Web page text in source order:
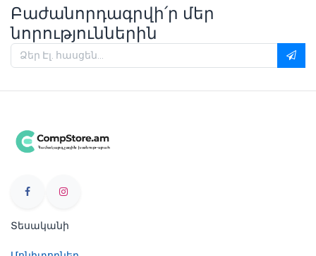
Բաժանորդագրվի՛ր մեր
նորություններին
Տեսականի